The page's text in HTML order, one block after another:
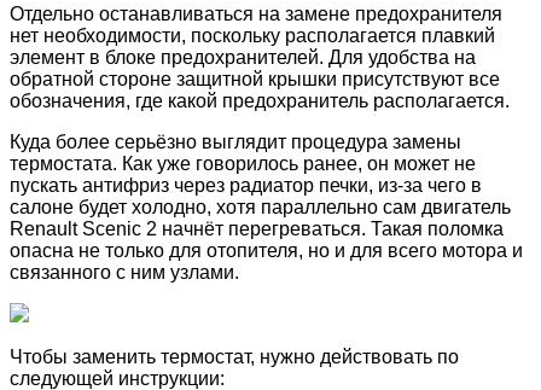
Отдельно останавливаться на замене предохранителя
нет необходимости, поскольку располагается плавкий
элемент в блоке предохранителей. Для удобства на
обратной стороне защитной крышки присутствуют все
обозначения, где какой предохранитель располагается.
Куда более серьёзно выглядит процедура замены
термостата. Как уже говорилось ранее, он может не
пускать антифриз через радиатор печки, из-за чего в
салоне будет холодно, хотя параллельно сам двигатель
Renault Scenic 2 начнёт перегреваться. Такая поломка
опасна не только для отопителя, но и для всего мотора и
связанного с ним узлами.
Чтобы заменить термостат, нужно действовать по
следующей инструкции: